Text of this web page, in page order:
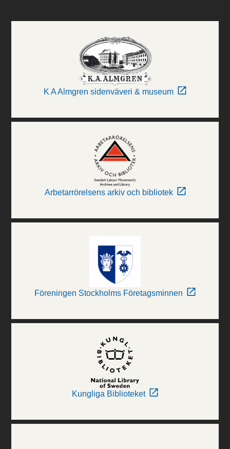
K A Almgren sidenväveri & museum
Arbetarrörelsens arkiv och bibliotek
Föreningen Stockholms Företagsminnen
Kungliga Biblioteket